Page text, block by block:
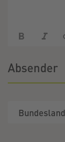
Absender